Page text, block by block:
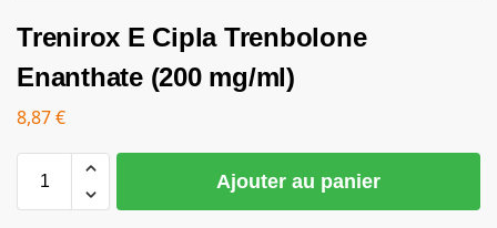
Trenirox E Cipla Trenbolone
Enanthate (200 mg/ml)
8,87€
Ajouter au panier